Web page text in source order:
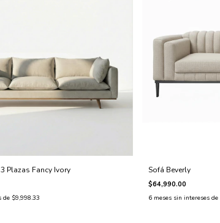
Plazas Fancy Ivory
de $9,998.33
Sofá Beverly
$64,990.00
6 meses sin intereses de